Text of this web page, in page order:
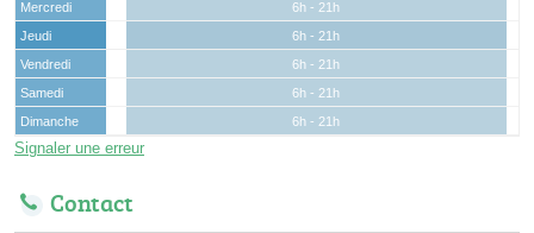
Mercredi
6h - 21h
Jeudi
6h - 21h
Vendredi
6h - 21h
Samedi
6h - 21h
Dimanche
6h - 21h
Signaler une erreur
Contact